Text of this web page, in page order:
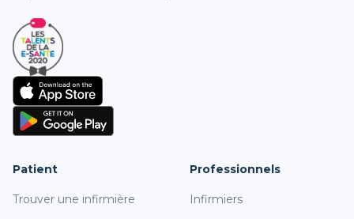
Patient
Trouver une infirmière
Professionnels
Infirmiers